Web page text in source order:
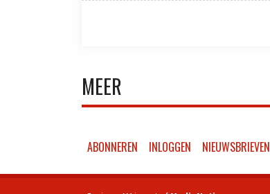
MEER
ABONNEREN INLOGGEN NIEUWSBRIEVEN